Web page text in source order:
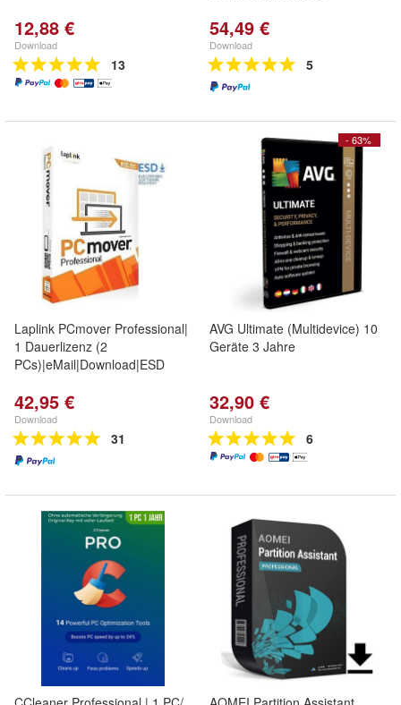
12,88 €
Download
13
54,49 €
Download
5
Laplink PCmover Professional|
1 Dauerlizenz (2
PCs)|eMail|Download|ESD
42,95 €
Download
31
- 63%
AVG Ultimate (Multidevice) 10
Geräte 3 Jahre
32,90 €
Download
6